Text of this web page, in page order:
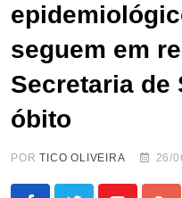
seguem em
Secretaria de
óbito
PORTICO OLIVEIRA 26/